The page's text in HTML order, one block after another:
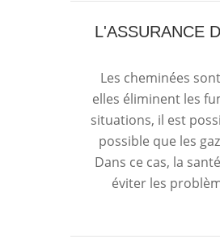
L'ASSURANCE
Les cheminées
elles éliminent les
situations, il est
possible que les
Dans ce cas, la
éviter les